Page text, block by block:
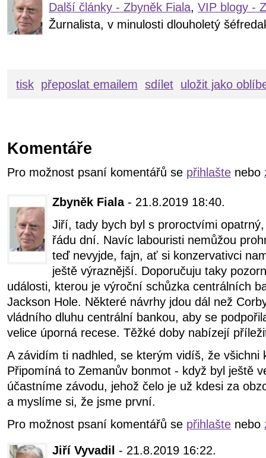
Další články - Zbyněk Fiala, VIP blogy -
Žurnalista, v minulosti dlouholetý
tisk přeposlat emailem sdílet uložit jako
Komentáře
Pro možnost psaní komentářů se přihlašte nebo
Zbyněk Fiala- 21.8.2019 18:40.
Jiří, tady bych byl s proroctvími
řádu dní. Navíc labouristi nemůžou
teď nevyjde, fajn, ať si konzervativci
ještě výraznější. Doporučuju taky
události, kterou je výroční schůzka centrálních
Jackson Hole. Některé návrhy jdou dál než
vládního dluhu centrální bankou, aby se
velice úporná recese. Těžké doby nabízejí
A závidím ti nadhled, se kterým vidíš, že všichni
Připomíná to Zemanův bonmot - když byl ještě
účastníme závodu, jehož čelo je už kdesi za
a myslíme si, že jsme první.
Pro možnost psaní komentářů se přihlašte nebo
Jiří Vyvadil - 21.8.2019 16:22.